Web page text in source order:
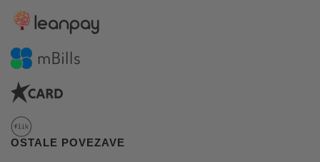
OSTALE POVEZAVE